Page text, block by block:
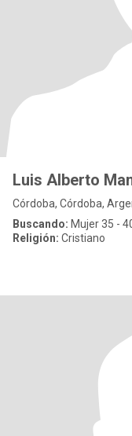
Luis Alberto
Córdoba, Córdoba,
Buscando: Mujer 35 -
Religión: Cristiano